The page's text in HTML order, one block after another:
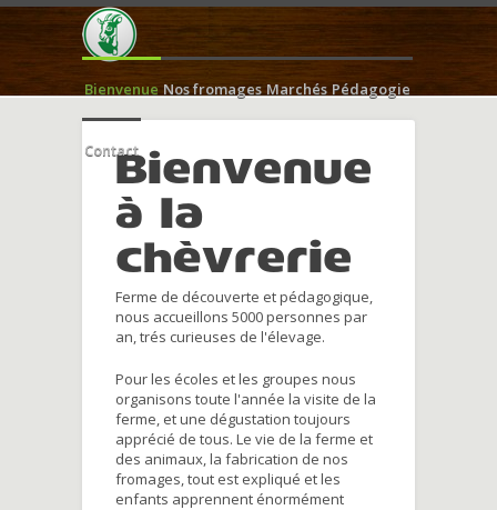
Bienvenue Nos fromages Marchés Pédagogie
ContactBienvenue
à la
chèvrerie
Ferme de découverte et pédagogique,
nous accueillons 5000 personnes par
an, trés curieuses de l'élevage.
Pour les écoles et les groupes nous
organisons toute l'année la visite de la
ferme, et une dégustation toujours
apprécié de tous. Le vie de la ferme et
des animaux, la fabrication de nos
fromages, tout est expliqué et les
enfants apprennent énormément